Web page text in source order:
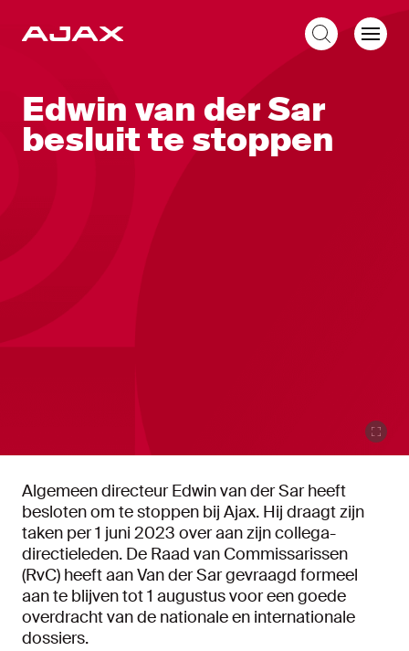
Edwin van der Sar
besluit te stoppen
Algemeen directeur Edwin van der Sar heeft
besloten om te stoppen bij Ajax. Hij draagt zijn
taken per 1 juni 2023 over aan zijn collega-
directieleden. De Raad van Commissarissen
(RvC) heeft aan Van der Sar gevraagd formeel
aan te blijven tot 1 augustus voor een goede
overdracht van de nationale en internationale
dossiers.